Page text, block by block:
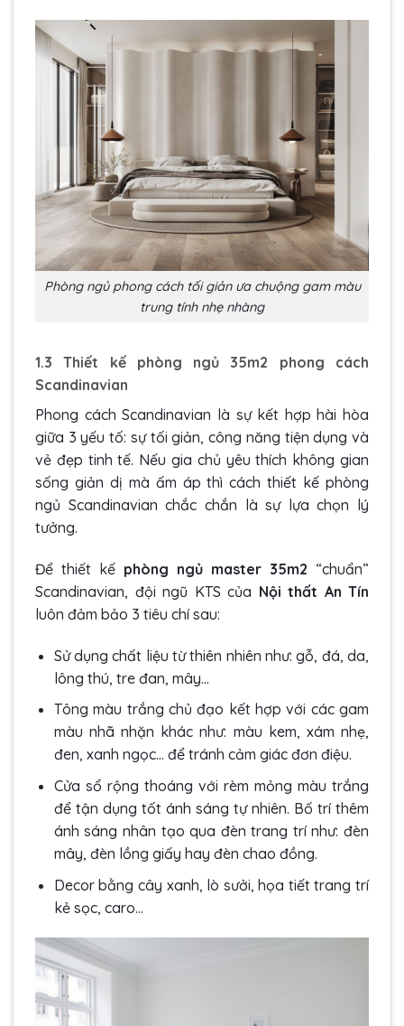
Phòng ngủ phong cách tối giản ưa chuộng gam màu
trung tính nhẹ nhàng
1.3 Thiết kế phòng ngủ 35m2 phong cách
Scandinavian
Phong cách Scandinavian là sự kết hợp hài hòa
giữa 3 yếu tố: sự tối giản, công năng tiện dụng và
vẻ đẹp tinh tế. Nếu gia chủ yêu thích không gian
sống giản dị mà ấm áp thì cách thiết kế phòng
ngủ Scandinavian chắc chắn là sự lựa chọn lý
tưởng.
Để thiết kế phòng ngủ master 35m2 “chuẩn”
Scandinavian, đội ngũ KTS của Nội thất An Tín
luôn đảm bảo 3 tiêu chí sau:
Sử dụng chất liệu từ thiên nhiên như: gỗ, đá, da,
lông thú, tre đan, mây…
Tông màu trắng chủ đạo kết hợp với các gam
màu nhã nhặn khác như: màu kem, xám nhẹ,
đen, xanh ngọc… để tránh cảm giác đơn điệu.
Cửa sổ rộng thoáng với rèm mỏng màu trắng
để tận dụng tốt ánh sáng tự nhiên. Bố trí thêm
ánh sáng nhân tạo qua đèn trang trí như: đèn
mây, đèn lồng giấy hay đèn chao đồng.
Decor bằng cây xanh, lò sưởi, họa tiết trang trí
kẻ sọc, caro…